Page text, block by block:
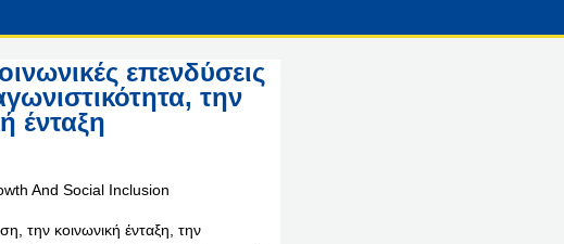
επενδύσεις
την
ένταξη
την κοινωνική ένταξη, την